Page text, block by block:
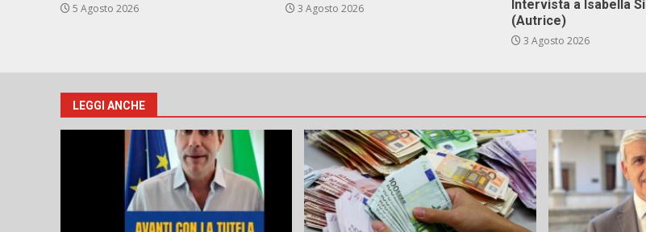
5 Agosto 2026 3 Agosto 2026
Intervista a Isabella
(Autrice)
3 Agosto 2026
LEGGI ANCHE